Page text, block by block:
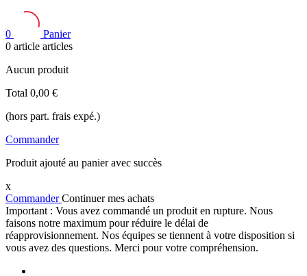
0
Panier
0 article articles
Aucun produit
Total 0,00 €
(hors part. frais expé.)
Commander
Produit ajouté au panier avec succès
x
CommanderContinuer mes achats
Important : Vous avez commandé un produit en rupture. Nous
faisons notre maximum pour réduire le délai de
réapprovisionnement. Nos équipes se tiennent à votre disposition si
vous avez des questions. Merci pour votre compréhension.